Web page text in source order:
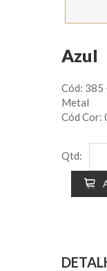
Azul
Cód: 385
Metal
Cód Cor:
Qtd: